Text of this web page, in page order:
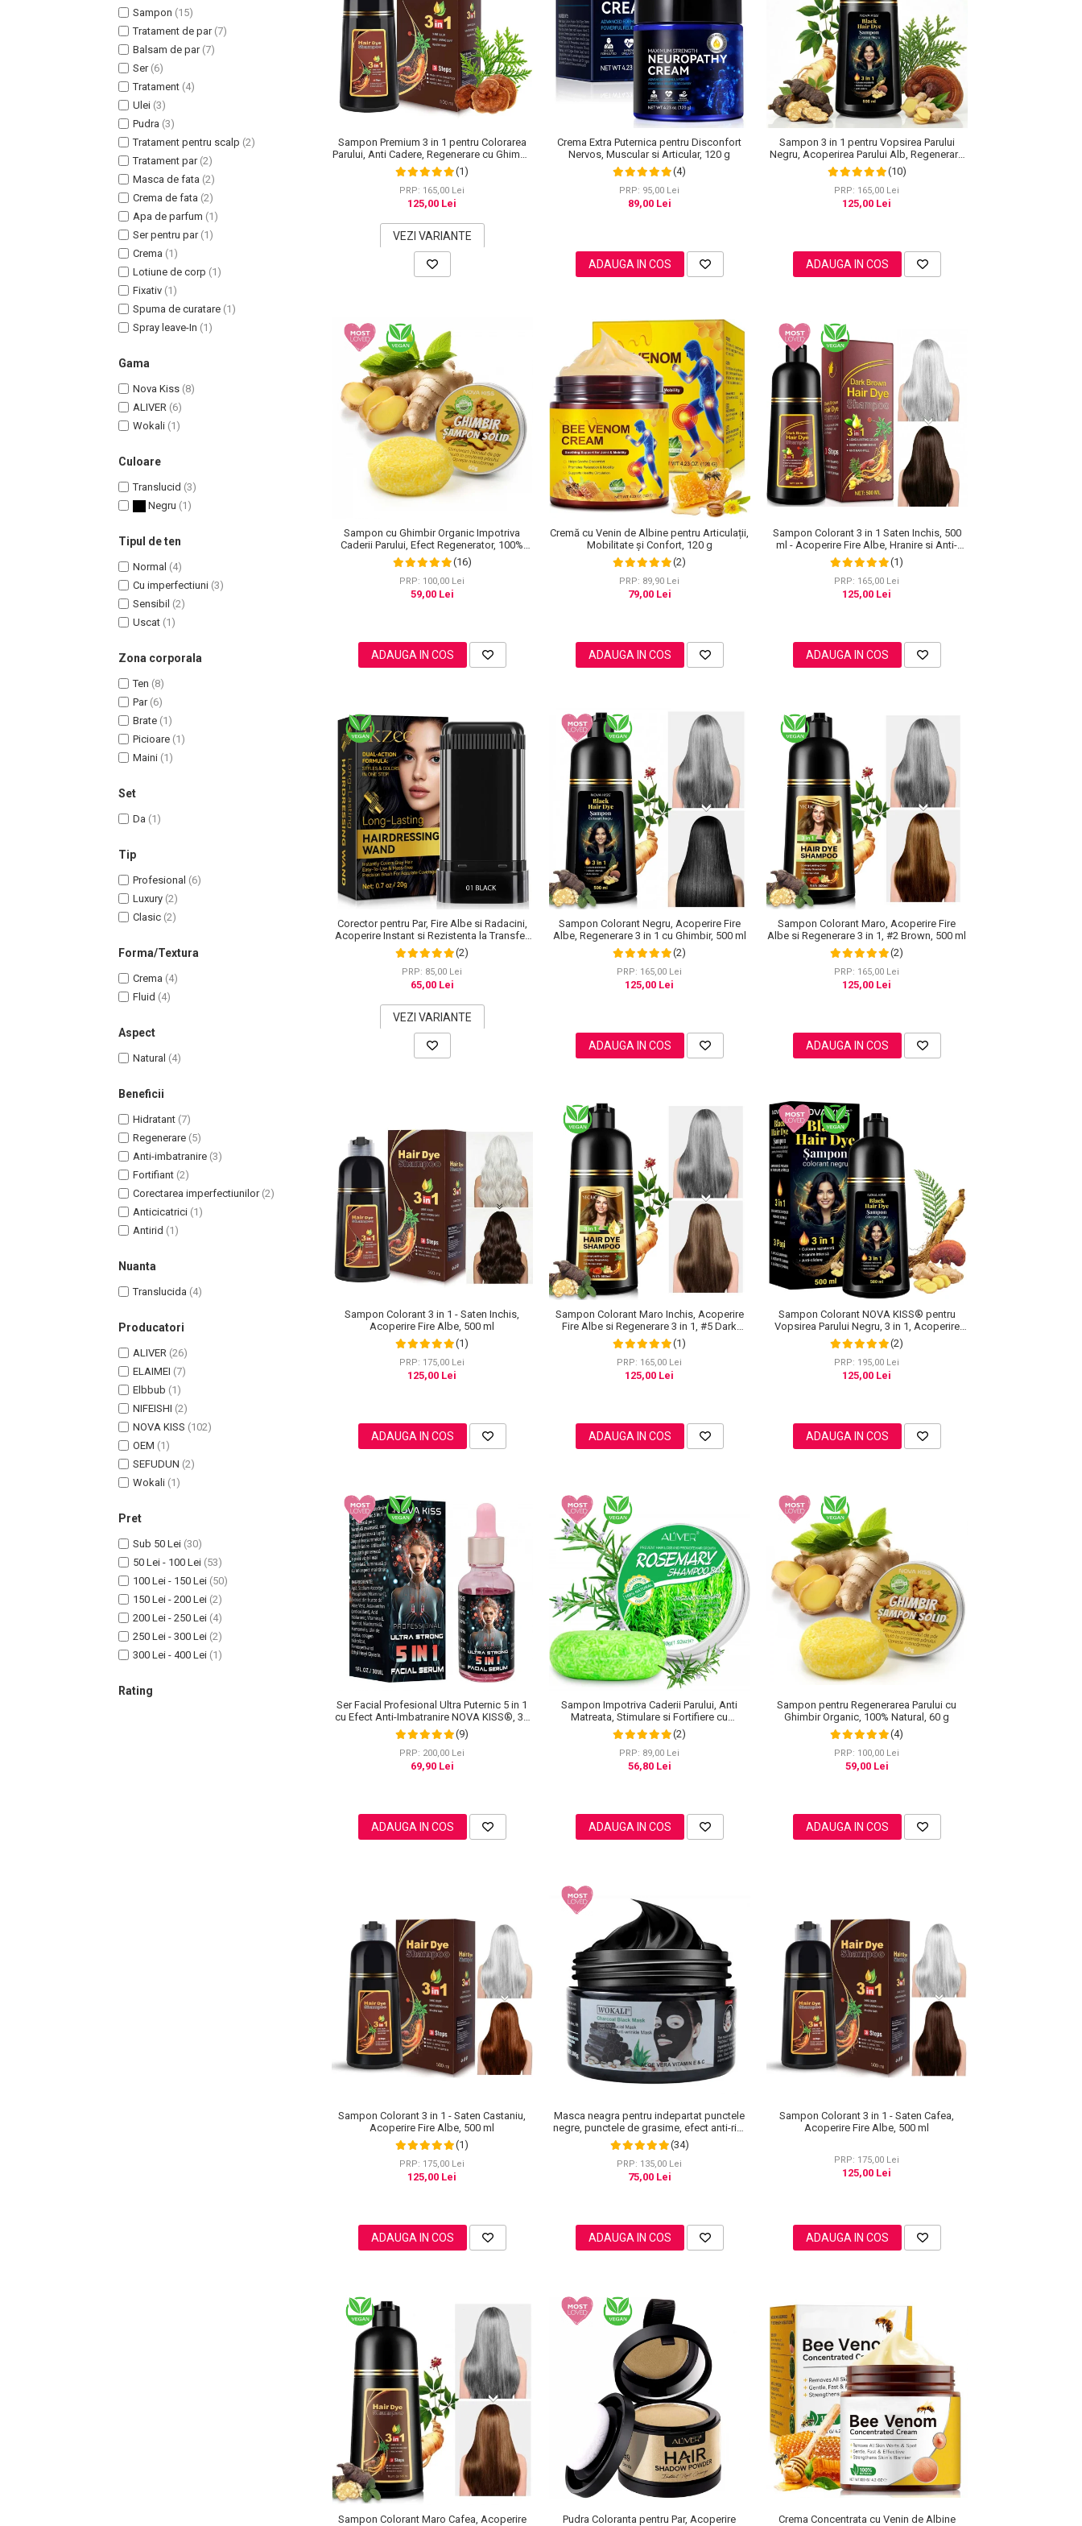
Uleiuri Unghii / Cuticule
Produse Curatare Ten
Demachiant si Apa Micelara
Par Uscat / Deteriorat
Sampon (15)
Tratament de par (7)
Balsam de par (7)
Ser (6)
Tratament (4)
Ulei (3)
Pudra (3)
Tratament pentru scalp (2)
Tratament par (2)
Masca de fata (2)
Crema de fata (2)
Apa de parfum (1)
Ser pentru par (1)
Crema (1)
Lotiune de corp (1)
Fixativ (1)
Spuma de curatare (1)
Spray leave-In (1)
Gama
Nova Kiss (8)
ALIVER (6)
Wokali (1)
Culoare
Translucid (3)
Negru (1)
Tipul de ten
Normal (4)
Cu imperfectiuni (3)
Sensibil (2)
Uscat (1)
Zona corporala
Ten (8)
Par (6)
Brate (1)
Picioare (1)
Maini (1)
Set
Da (1)
Tip
Profesional (6)
Luxury (2)
Clasic (2)
Forma/Textura
Crema (4)
Fluid (4)
Aspect
Natural (4)
Beneficii
Hidratant (7)
Regenerare (5)
Anti-imbatranire (3)
Fortifiant (2)
Corectarea imperfectiunilor (2)
Anticicatrici (1)
Antirid (1)
Nuanta
Translucida (4)
Producatori
ALIVER (26)
ELAIMEI (7)
Elbbub (1)
NIFEISHI (2)
NOVA KISS (102)
OEM (1)
SEFUDUN (2)
Wokali (1)
Pret
Sub 50 Lei (30)
50 Lei - 100 Lei (53)
100 Lei - 150 Lei (50)
150 Lei - 200 Lei (2)
200 Lei - 250 Lei (4)
250 Lei - 300 Lei (2)
300 Lei - 400 Lei (1)
Rating
Sampon Premium 3 in 1 pentru Colorarea
Parului, Anti Cadere, Regenerare cu Ghimbir
si Ginseng, 500 ml, #3 Saten inchis (Dark
Brown)
(1)
PRP: 165,00 Lei
125,00 Lei
VEZI VARIANTE
Crema Extra Puternica pentru Disconfort
Nervos, Muscular si Articular, 120 g
(4)
PRP: 95,00 Lei
89,00 Lei
ADAUGA IN COS
Sampon 3 in 1 pentru Vopsirea Parului
Negru, Acoperirea Parului Alb, Regenerare
cu Ghimbir, 500 ml
(10)
PRP: 165,00 Lei
125,00 Lei
ADAUGA IN COS
Sampon cu Ghimbir Organic Impotriva
Caderii Parului, Efect Regenerator, 100%
Natural, NOVA KISS® 60 g
(16)
PRP: 100,00 Lei
59,00 Lei
ADAUGA IN COS
Cremă cu Venin de Albine pentru Articulații,
Mobilitate și Confort, 120 g
(2)
PRP: 89,90 Lei
79,00 Lei
ADAUGA IN COS
Sampon Colorant 3 in 1 Saten Inchis, 500
ml - Acoperire Fire Albe, Hranire si Anti-
Cadere (1)
PRP: 165,00 Lei
125,00 Lei
ADAUGA IN COS
Corector pentru Par, Fire Albe si Radacini,
Acoperire Instant si Rezistenta la Transfer,
20 g
(2)
PRP: 85,00 Lei
65,00 Lei
VEZI VARIANTE
Sampon Colorant Negru, Acoperire Fire
Albe, Regenerare 3 in 1 cu Ghimbir, 500 ml
(2)
PRP: 165,00 Lei
125,00 Lei
ADAUGA IN COS
Sampon Colorant Maro, Acoperire Fire
Albe si Regenerare 3 in 1, #2 Brown, 500 ml
(2)
PRP: 165,00 Lei
125,00 Lei
ADAUGA IN COS
Sampon Colorant 3 in 1 - Saten Inchis,
Acoperire Fire Albe, 500 ml
(1)
PRP: 175,00 Lei
125,00 Lei
ADAUGA IN COS
Sampon Colorant Maro Inchis, Acoperire
Fire Albe si Regenerare 3 in 1, #5 Dark
Coffee, 500 ml
(1)
PRP: 165,00 Lei
125,00 Lei
ADAUGA IN COS
Sampon Colorant NOVA KISS® pentru
Vopsirea Parului Negru, 3 in 1, Acoperire
Fire Albe, 500 ml
(2)
PRP: 195,00 Lei
125,00 Lei
ADAUGA IN COS
Ser Facial Profesional Ultra Puternic 5 in 1
cu Efect Anti-Imbatranire NOVA KISS®, 30
ml
(9)
PRP: 200,00 Lei
69,90 Lei
ADAUGA IN COS
Sampon Impotriva Caderii Parului, Anti
Matreata, Stimulare si Fortifiere cu
Rozmarin Organic, 100% Natural, Aliver 60 g
(2)
PRP: 89,00 Lei
56,80 Lei
ADAUGA IN COS
Sampon pentru Regenerarea Parului cu
Ghimbir Organic, 100% Natural, 60 g
(4)
PRP: 100,00 Lei
59,00 Lei
ADAUGA IN COS
Sampon Colorant 3 in 1 - Saten Castaniu,
Acoperire Fire Albe, 500 ml
(1)
PRP: 175,00 Lei
125,00 Lei
ADAUGA IN COS
Masca neagra pentru indepartat punctele
negre, punctele de grasime, efect anti-rid,
Wokali cu carbune activ, 300 g
(34)
PRP: 135,00 Lei
75,00 Lei
ADAUGA IN COS
Sampon Colorant 3 in 1 - Saten Cafea,
Acoperire Fire Albe, 500 ml
PRP: 175,00 Lei
125,00 Lei
ADAUGA IN COS
Sampon Colorant Maro Cafea, Acoperire
Pudra Coloranta pentru Par, Acoperire
Crema Concentrata cu Venin de Albine